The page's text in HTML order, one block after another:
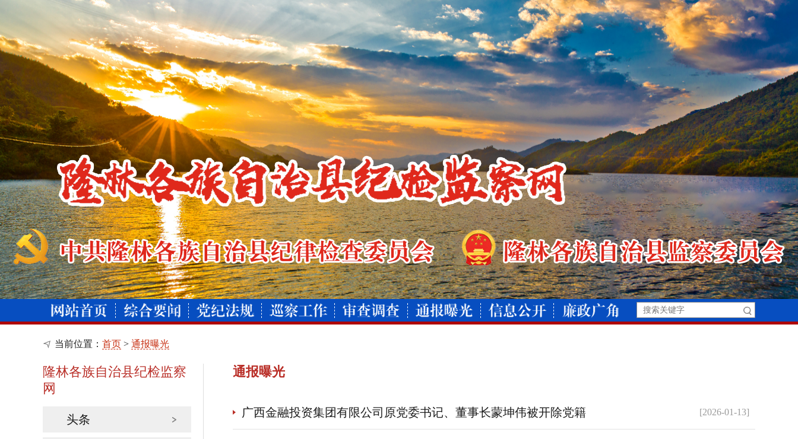
当前位置： 首页 > 通报曝光
隆林各族自治县纪检监察
网
头条
通报曝光
[2026-01-13]
广西金融投资集团有限公司原党委书记、董事长蒙坤伟被开除党籍